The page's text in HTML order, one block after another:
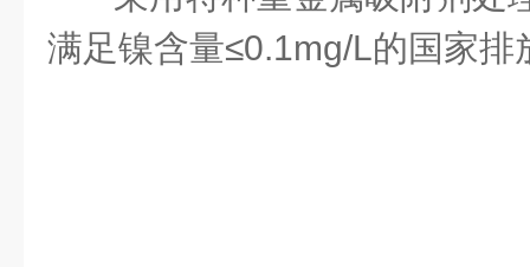
满足镍含量≤0.1mg/L的国家排